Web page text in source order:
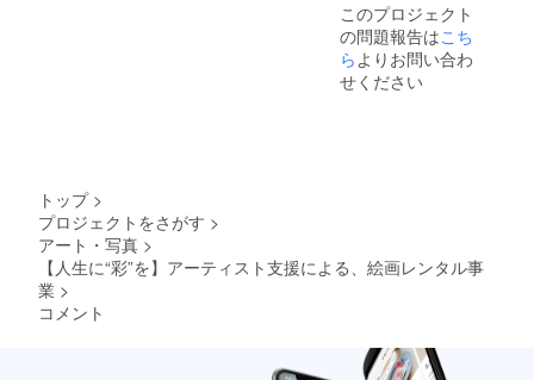
このプロジェクト
の問題報告はこち
らよりお問い合わ
せください
トップ >
プロジェクトをさがす >
アート・写真 >
【人生に“彩”を】アーティスト支援による、絵画レンタル事
業 >
コメント